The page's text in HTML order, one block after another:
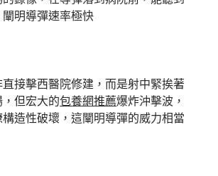
明導彈速率極快
接擊西醫院修建，而是射中緊挨著
，但宏大的包養網推薦爆炸沖擊波，
造性破壞，這闡明導彈的威力相當